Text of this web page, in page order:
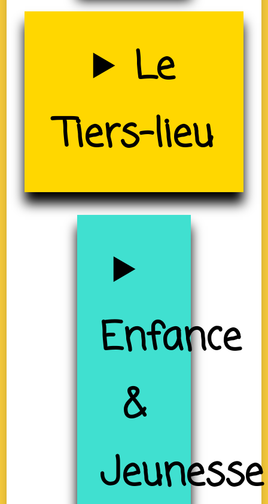
Uzerche
(19)
Le
Tiers-lieu
Enfance
&
Jeunesse